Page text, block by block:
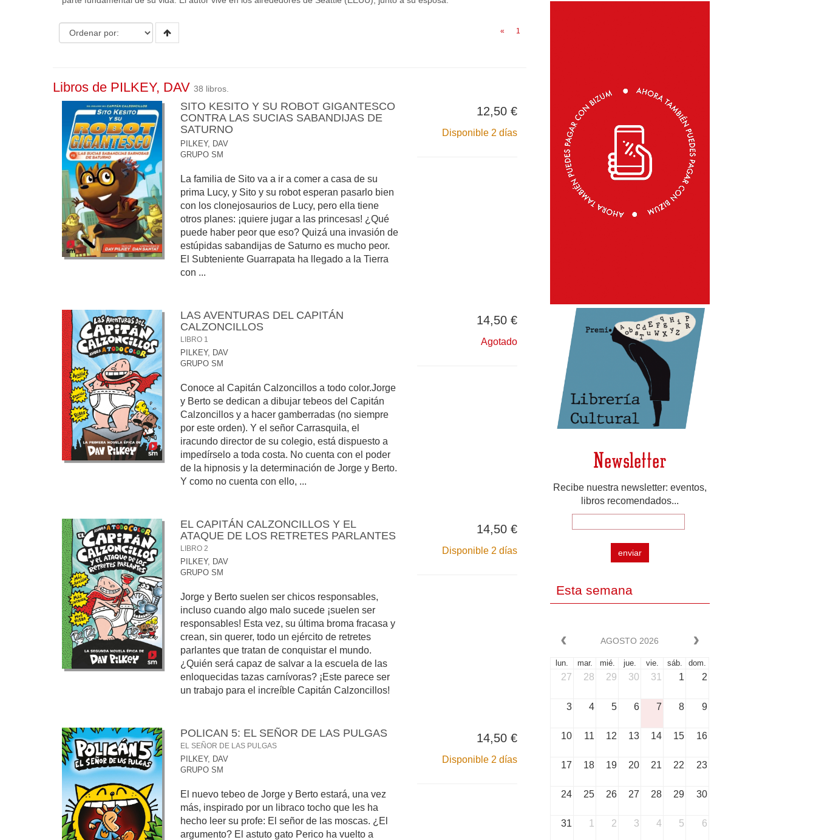
« 1
Libros de PILKEY, DAV 38 libros.
SITO KESITO Y SU ROBOT GIGANTESCO
CONTRA LAS SUCIAS SABANDIJAS DE
SATURNO
PILKEY, DAV
GRUPO SM
La familia de Sito va a ir a comer a casa de su
prima Lucy, y Sito y su robot esperan pasarlo bien
con los clonejosaurios de Lucy, pero ella tiene
otros planes: ¡quiere jugar a las princesas! ¿Qué
puede haber peor que eso? Quizá una invasión de
estúpidas sabandijas de Saturno es mucho peor.
El Subteniente Guarrapata ha llegado a la Tierra
con ...
12,50 €
Disponible 2 días
LAS AVENTURAS DEL CAPITÁN
CALZONCILLOS
LIBRO 1
PILKEY, DAV
GRUPO SM
Conoce al Capitán Calzoncillos a todo color.Jorge
y Berto se dedican a dibujar tebeos del Capitán
Calzoncillos y a hacer gamberradas (no siempre
por este orden). Y el señor Carrasquila, el
iracundo director de su colegio, está dispuesto a
impedírselo a toda costa. No cuenta con el poder
de la hipnosis y la determinación de Jorge y Berto.
Y como no cuenta con ello, ...
14,50 €
Agotado
EL CAPITÁN CALZONCILLOS Y EL
ATAQUE DE LOS RETRETES PARLANTES
LIBRO 2
PILKEY, DAV
GRUPO SM
Jorge y Berto suelen ser chicos responsables,
incluso cuando algo malo sucede ¡suelen ser
responsables! Esta vez, su última broma fracasa y
crean, sin querer, todo un ejército de retretes
parlantes que tratan de conquistar el mundo.
¿Quién será capaz de salvar a la escuela de las
enloquecidas tazas carnívoras? ¡Este parece ser
un trabajo para el increíble Capitán Calzoncillos!
14,50 €
Disponible 2 días
POLICAN 5: EL SEÑOR DE LAS PULGAS
EL SEÑOR DE LAS PULGAS
PILKEY, DAV
GRUPO SM
El nuevo tebeo de Jorge y Berto estará, una vez
más, inspirado por un libraco tocho que les ha
hecho leer su profe: El señor de las moscas. ¿El
argumento? El astuto gato Perico ha vuelto a
14,50 €
Disponible 2 días
Newsletter
Recibe nuestra newsletter: eventos,
libros recomendados...
enviar
Esta semana
AGOSTO 2026
lun. mar. mié. jue. vie. sáb. dom.
27 28 29 30 31 1 2
3 4 5 6 7 8 9
10 11 12 13 14 15 16
17 18 19 20 21 22 23
24 25 26 27 28 29 30
31 1 2 3 4 5 6